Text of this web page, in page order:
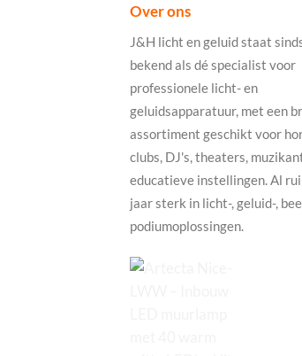
Over ons
J&H licht en geluid staat
bekend als dé specialist voor
professionele licht- en
geluidsapparatuur, met een
assortiment geschikt voor
clubs, DJ's, theaters,
educatieve instellingen. Al
jaar sterk in licht-, geluid-,
podiumoplossingen.